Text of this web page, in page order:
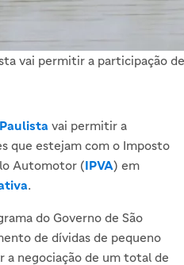
vai permitir a participação
vai permitir a
que estejam com o Imposto
Automotor (IPVA) em
.
do Governo de São
de dívidas de pequeno
a negociação de um total de